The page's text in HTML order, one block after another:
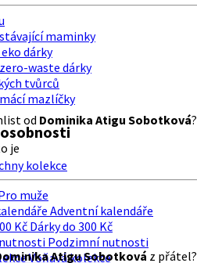
maminky
dárky
waste dárky
tvůrců
mazlíčky
kolekce
muže
Adventní kalendáře
Dárky do 300 Kč
Podzimní nutnosti
Voňavá kolekce
od Dominika Atigu Sobotková?
je
Atigu Sobotková z přátel?